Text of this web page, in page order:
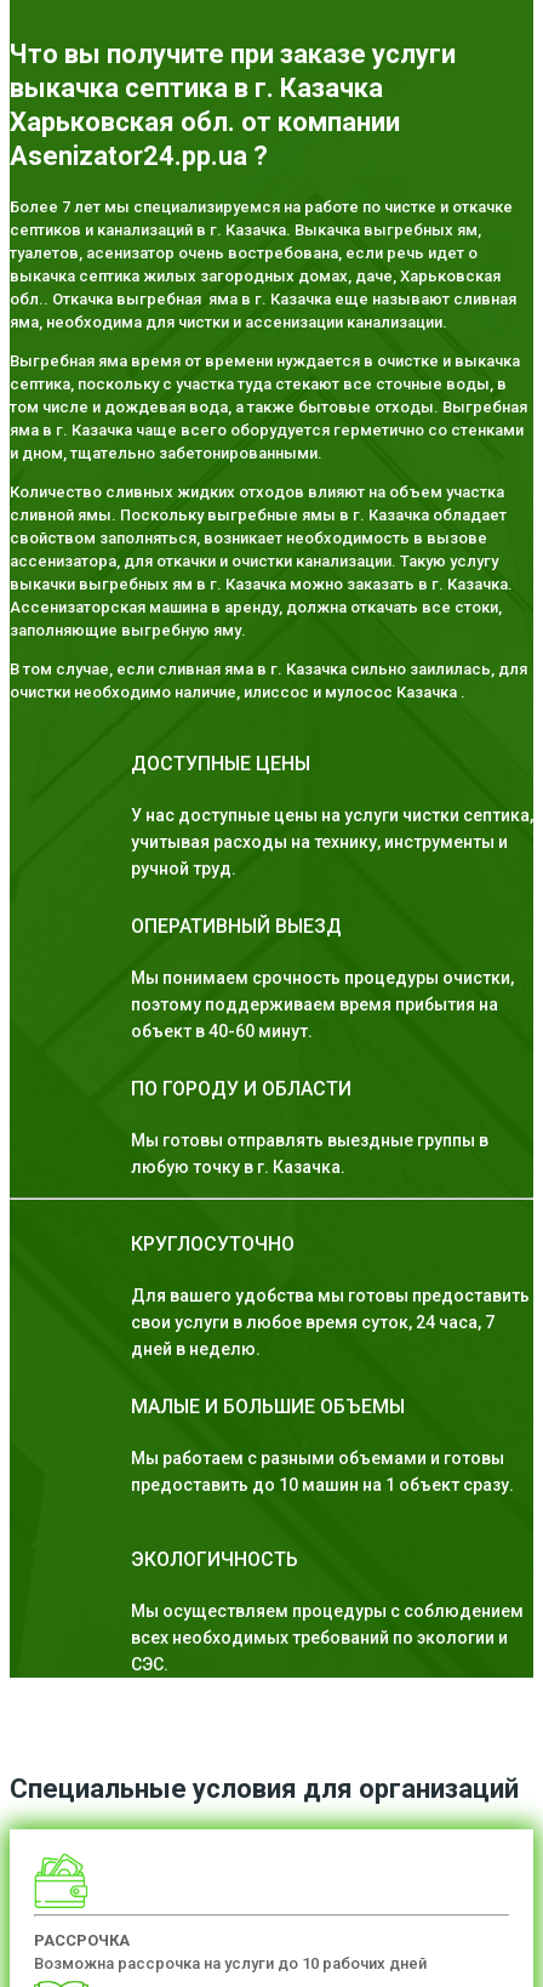
Что вы получите при заказе услуги
выкачка септика в г. Казачка
Харьковская обл. от компании
Asenizator24.pp.ua ?
Более 7 лет мы специализируемся на работе по чистке и откачке
септиков и канализаций в г. Казачка. Выкачка выгребных ям,
туалетов, асенизатор очень востребована, если речь идет о
выкачка септика жилых загородных домах, даче, Харьковская
обл.. Откачка выгребная яма в г. Казачка еще называют сливная
яма, необходима для чистки и ассенизации канализации.
Выгребная яма время от времени нуждается в очистке и выкачка
септика, поскольку с участка туда стекают все сточные воды, в
том числе и дождевая вода, а также бытовые отходы. Выгребная
яма в г. Казачка чаще всего оборудуется герметично со стенками
и дном, тщательно забетонированными.
Количество сливных жидких отходов влияют на объем участка
сливной ямы. Поскольку выгребные ямы в г. Казачка обладает
свойством заполняться, возникает необходимость в вызове
ассенизатора, для откачки и очистки канализации. Такую услугу
выкачки выгребных ям в г. Казачка можно заказать в г. Казачка.
Ассенизаторская машина в аренду, должна откачать все стоки,
заполняющие выгребную яму.
В том случае, если сливная яма в г. Казачка сильно заилилась, для
очистки необходимо наличие, илиссос и мулосос Казачка .
ДОСТУПНЫЕ ЦЕНЫ
У нас доступные цены на услуги чистки септика,
учитывая расходы на технику, инструменты и
ручной труд.
ОПЕРАТИВНЫЙ ВЫЕЗД
Мы понимаем срочность процедуры очистки,
поэтому поддерживаем время прибытия на
объект в 40-60 минут.
ПО ГОРОДУ И ОБЛАСТИ
Мы готовы отправлять выездные группы в
любую точку в г. Казачка.
КРУГЛОСУТОЧНО
Для вашего удобства мы готовы предоставить
свои услуги в любое время суток, 24 часа, 7
дней в неделю.
МАЛЫЕ И БОЛЬШИЕ ОБЪЕМЫ
Мы работаем с разными объемами и готовы
предоставить до 10 машин на 1 объект сразу.
ЭКОЛОГИЧНОСТЬ
Мы осуществляем процедуры с соблюдением
всех необходимых требований по экологии и
СЭС.
Специальные условия для организаций
РАССРОЧКА
Возможна рассрочка на услуги до 10 рабочих дней